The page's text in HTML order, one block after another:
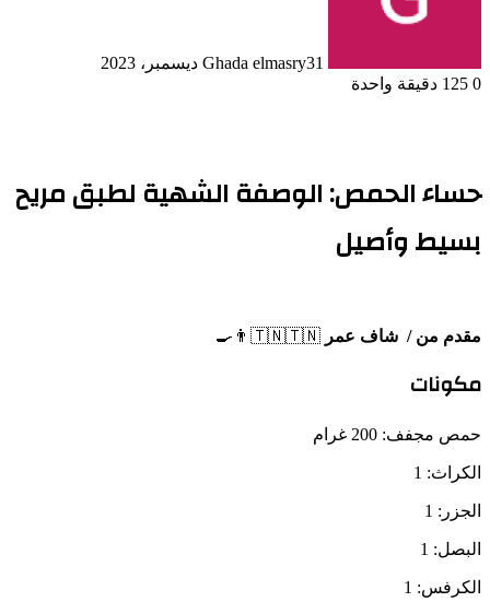
Ghada elmasry31 ديسمبر، 2023
0
دقيقة واحدة
حساء الحمص: الوصفة الشهية لطبق مريح
بسيط وأصيل
مقدم من / شاف عمر
مكونات
حمص مجفف: 200 غرام
الكراث: 1
الجزر: 1
البصل: 1
الكرفس: 1